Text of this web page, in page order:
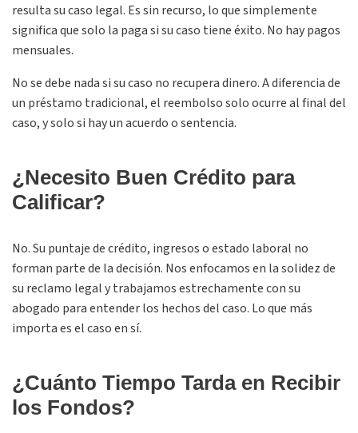
resulta su caso legal. Es sin recurso, lo que simplemente
significa que solo la paga si su caso tiene éxito. No hay pagos
mensuales.
No se debe nada si su caso no recupera dinero. A diferencia de
un préstamo tradicional, el reembolso solo ocurre al final del
caso, y solo si hay un acuerdo o sentencia.
¿Necesito Buen Crédito para
Calificar?
No. Su puntaje de crédito, ingresos o estado laboral no
forman parte de la decisión. Nos enfocamos en la solidez de
su reclamo legal y trabajamos estrechamente con su
abogado para entender los hechos del caso. Lo que más
importa es el caso en sí.
¿Cuánto Tiempo Tarda en Recibir
los Fondos?